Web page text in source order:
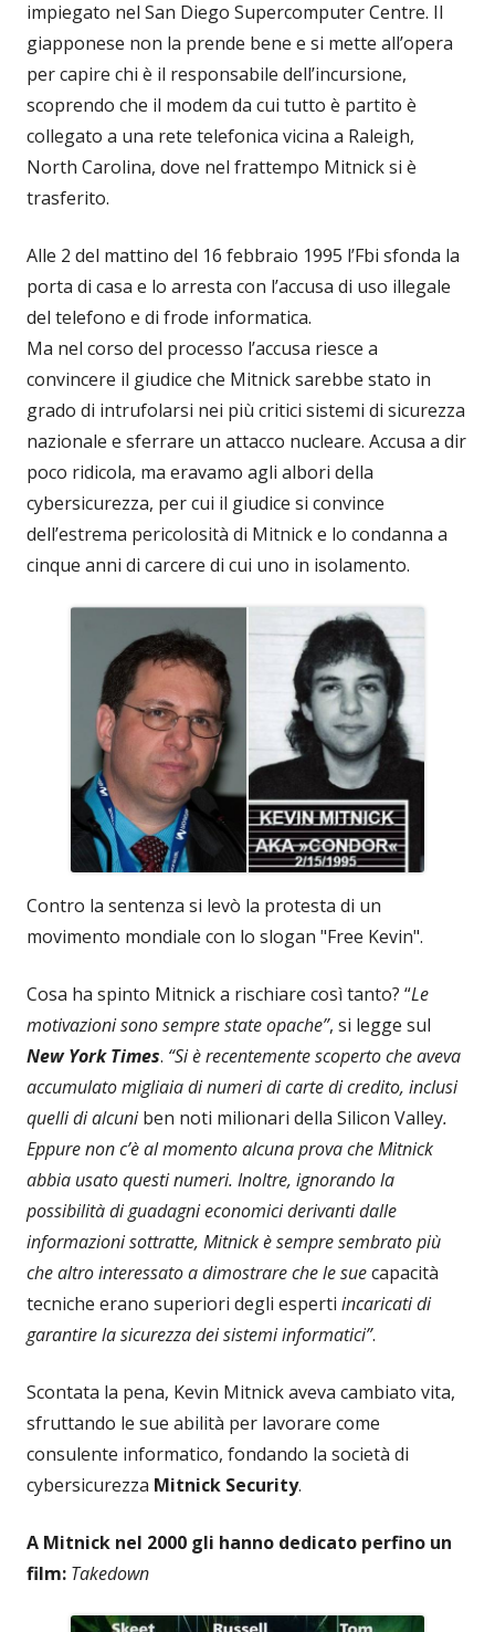
impiegato nel San Diego Supercomputer Centre. Il
giapponese non la prende bene e si mette all’opera
per capire chi è il responsabile dell’incursione,
scoprendo che il modem da cui tutto è partito è
collegato a una rete telefonica vicina a Raleigh,
North Carolina, dove nel frattempo Mitnick si è
trasferito.
Alle 2 del mattino del 16 febbraio 1995 l’Fbi sfonda la
porta di casa e lo arresta con l’accusa di uso illegale
del telefono e di frode informatica.
Ma nel corso del processo l’accusa riesce a
convincere il giudice che Mitnick sarebbe stato in
grado di intrufolarsi nei più critici sistemi di sicurezza
nazionale e sferrare un attacco nucleare. Accusa a dir
poco ridicola, ma eravamo agli albori della
cybersicurezza, per cui il giudice si convince
dell’estrema pericolosità di Mitnick e lo condanna a
cinque anni di carcere di cui uno in isolamento.
Contro la sentenza si levò la protesta di un
movimento mondiale con lo slogan "Free Kevin".
Cosa ha spinto Mitnick a rischiare così tanto? “Le
motivazioni sono sempre state opache”, si legge sul
New York Times. “Si è recentemente scoperto che aveva
accumulato migliaia di numeri di carte di credito, inclusi
quelli di alcuniben noti milionari della Silicon Valley.
Eppure non c’è al momento alcuna prova che Mitnick
abbia usato questi numeri. Inoltre, ignorando la
possibilità di guadagni economici derivanti dalle
informazioni sottratte, Mitnick è sempre sembrato più
che altro interessato a dimostrare che le suecapacità
tecniche erano superiori degli esperti incaricati di
garantire la sicurezza dei sistemi informatici”.
Scontata la pena, Kevin Mitnick aveva cambiato vita,
sfruttando le sue abilità per lavorare come
consulente informatico, fondando la società di
cybersicurezza Mitnick Security.
A Mitnick nel 2000 gli hanno dedicato perfino un
film: Takedown